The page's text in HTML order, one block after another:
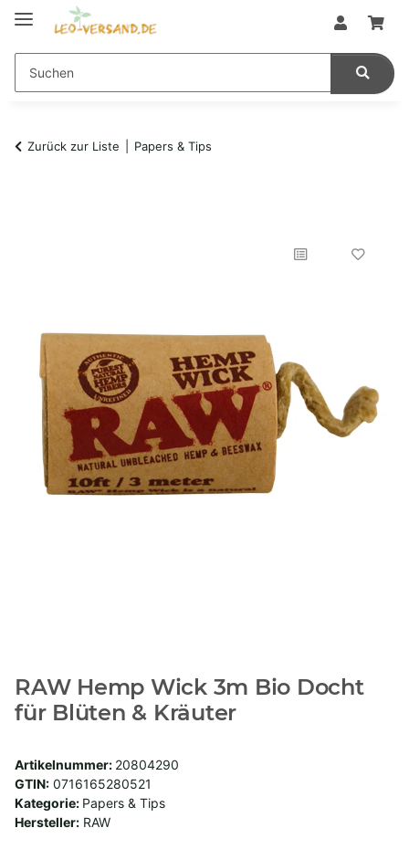
Zurück zur Liste Papers & Tips
RAW Hemp Wick 3m Bio Docht
für Blüten & Kräuter
Artikelnummer: 20804290
GTIN: 0716165280521
Kategorie: Papers & Tips
Hersteller: RAW